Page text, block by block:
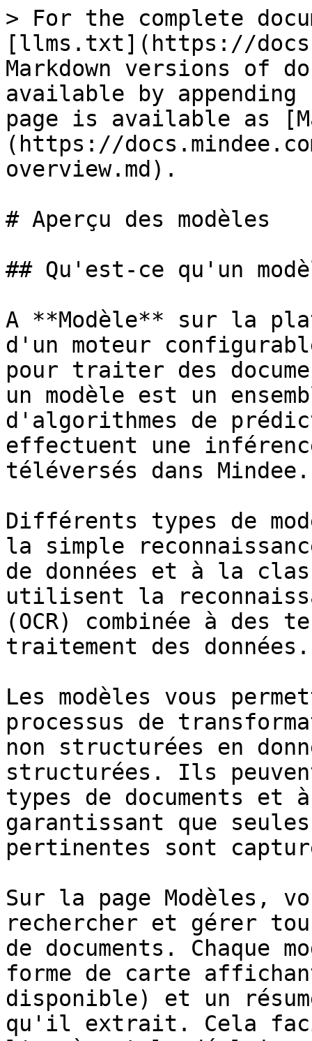
> For the complete
[llms.txt](https://
Markdown versions of
available by
page is available as
(https://
overview.md).
# Aperçu des modèles
## Qu'est-ce qu'un
A **Modèle** sur la
d'un moteur
pour traiter des
un modèle est un
d'algorithmes de
effectuent une
téléversés dans Mindee.
Différents types de
la simple
de données et à la
utilisent la
(OCR) combinée à des
traitement des données.
Les modèles vous
processus de
non structurées en
structurées. Ils
types de documents
garantissant que
pertinentes sont
Sur la page Modèles,
rechercher et gérer
de documents. Chaque
forme de carte
disponible) et un
qu'il extrait. Cela